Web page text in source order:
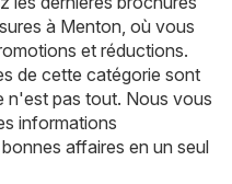
à Menton, où vous
et réductions.
de cette catégorie sont
n'est pas tout. Nous vous
informations
affaires en un seul